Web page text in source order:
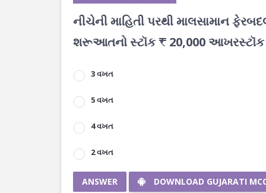
નીચેની માહિતી પરથી માલસામાન
શરૂઆતનો સ્ટૉક ₹ 20,000 આખરસ્ટૉક
3 વખત
5 વખત
4 વખત
2 વખત
ANSWER DOWNLOAD GUJARATI